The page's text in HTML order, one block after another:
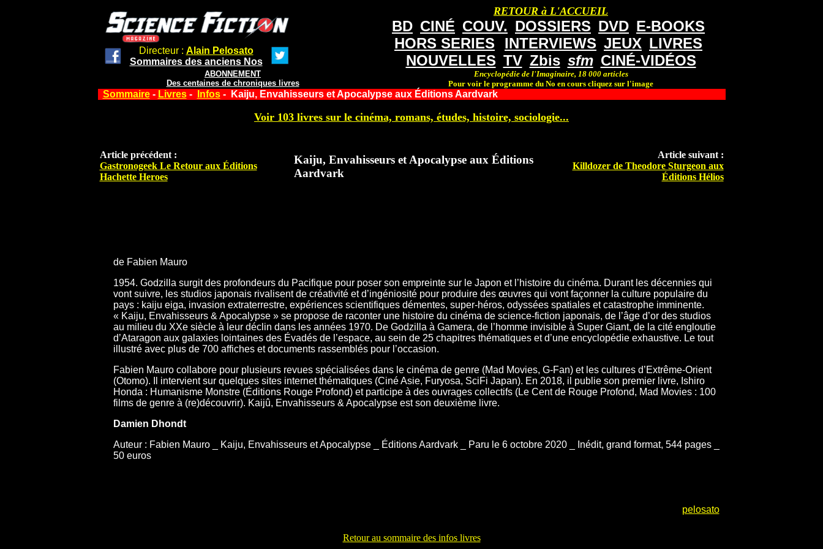
Directeur : Alain Pelosato
Sommaires des anciens Nos
ABONNEMENT
Des centaines de chroniques livres
RETOUR à L'ACCUEIL
BD CINÉ COUV. DOSSIERS DVD E-BOOKS
HORS SERIES
INTERVIEWS JEUX LIVRES
NOUVELLES TV Zbis sfm CINÉ-VIDÉOS
Encyclopédie de l'Imaginaire, 18 000 articles
Pour voir le programme du No en cours cliquez sur l'image
Sommaire- Livres- Infos- Kaiju, Envahisseurs et Apocalypse aux Éditions Aardvark
Voir 103 livres sur le cinéma, romans, études, histoire, sociologie...
Article précédent :
Gastronogeek Le Retour aux Éditions
Hachette Heroes
Kaiju, Envahisseurs et Apocalypse aux Éditions
Aardvark
Article suivant :
Killdozer de Theodore Sturgeon aux
Éditions Hélios
de Fabien Mauro
1954. Godzilla surgit des profondeurs du Pacifique pour poser son empreinte sur le Japon et l’histoire du cinéma. Durant les décennies qui
vont suivre, les studios japonais rivalisent de créativité et d’ingéniosité pour produire des œuvres qui vont façonner la culture populaire du
pays : kaiju eiga, invasion extraterrestre, expériences scientifiques démentes, super-héros, odyssées spatiales et catastrophe imminente.
« Kaiju, Envahisseurs & Apocalypse » se propose de raconter une histoire du cinéma de science-fiction japonais, de l’âge d’or des studios
au milieu du XXe siècle à leur déclin dans les années 1970. De Godzilla à Gamera, de l’homme invisible à Super Giant, de la cité engloutie
d’Ataragon aux galaxies lointaines des Évadés de l’espace, au sein de 25 chapitres thématiques et d’une encyclopédie exhaustive. Le tout
illustré avec plus de 700 affiches et documents rassemblés pour l’occasion.
Fabien Mauro collabore pour plusieurs revues spécialisées dans le cinéma de genre (Mad Movies, G-Fan) et les cultures d’Extrême-Orient
(Otomo). Il intervient sur quelques sites internet thématiques (Ciné Asie, Furyosa, SciFi Japan). En 2018, il publie son premier livre, Ishiro
Honda : Humanisme Monstre (Éditions Rouge Profond) et participe à des ouvrages collectifs (Le Cent de Rouge Profond, Mad Movies : 100
films de genre à (re)découvrir). Kaijû, Envahisseurs & Apocalypse est son deuxième livre.
Damien Dhondt
Auteur : Fabien Mauro _ Kaiju, Envahisseurs et Apocalypse _ Éditions Aardvark _ Paru le 6 octobre 2020 _ Inédit, grand format, 544 pages _
50 euros
pelosato
Retour au sommaire des infos livres